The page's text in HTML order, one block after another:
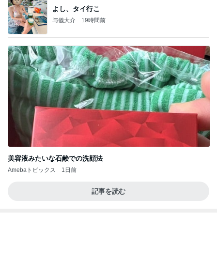
よし、タイ行こ
与儀大介 19時間前
美容液みたいな石鹸での洗顔法
Amebaトピックス 1日前
記事を読む